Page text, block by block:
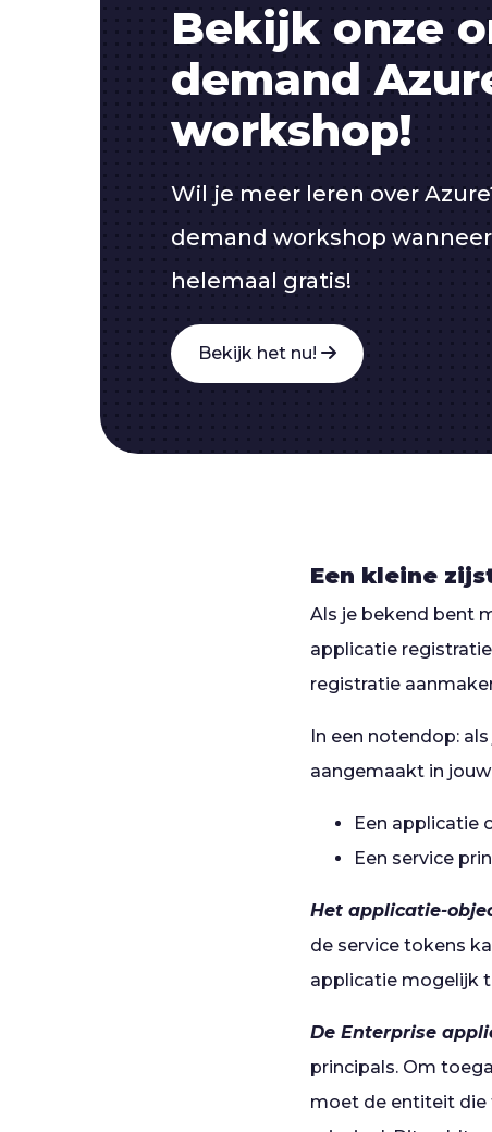
Bekijk onze
demand
workshop!
Wil je meer leren over
demand workshop
helemaal gratis!
Bekijk het nu!
Een kleine
Als je bekend bent
applicatie
registratie
In een notendop:
aangemaakt in
Een applicatie
Een service
Het applicatie-
de service tokens
applicatie mogelijk
De Enterprise
principals. Om
moet de entiteit die